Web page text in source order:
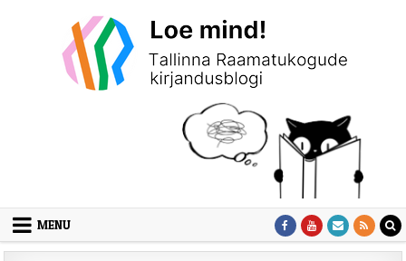
MENU